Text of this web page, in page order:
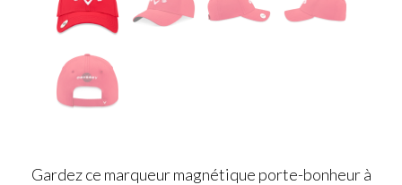
Gardez ce marqueur magnétique porte-bonheur à